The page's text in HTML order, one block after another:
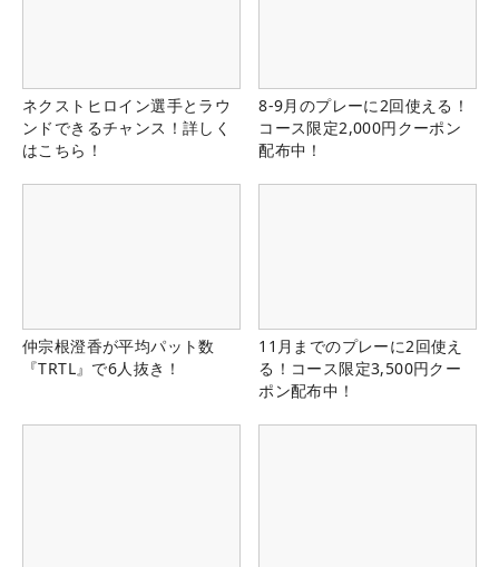
ネクストヒロイン選手とラウ
ンドできるチャンス！詳しく
はこちら！
8-9月のプレーに2回使える！
コース限定2,000円クーポン
配布中！
仲宗根澄香が平均パット数
『TRTL』で6人抜き！
11月までのプレーに2回使え
る！コース限定3,500円クー
ポン配布中！